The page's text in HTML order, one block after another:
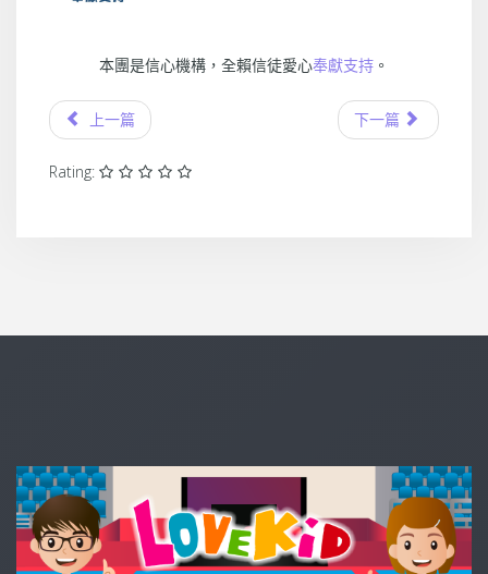
本團是信心機構，全賴信徒愛心奉獻支持 。
上一篇 下一篇
Rating: